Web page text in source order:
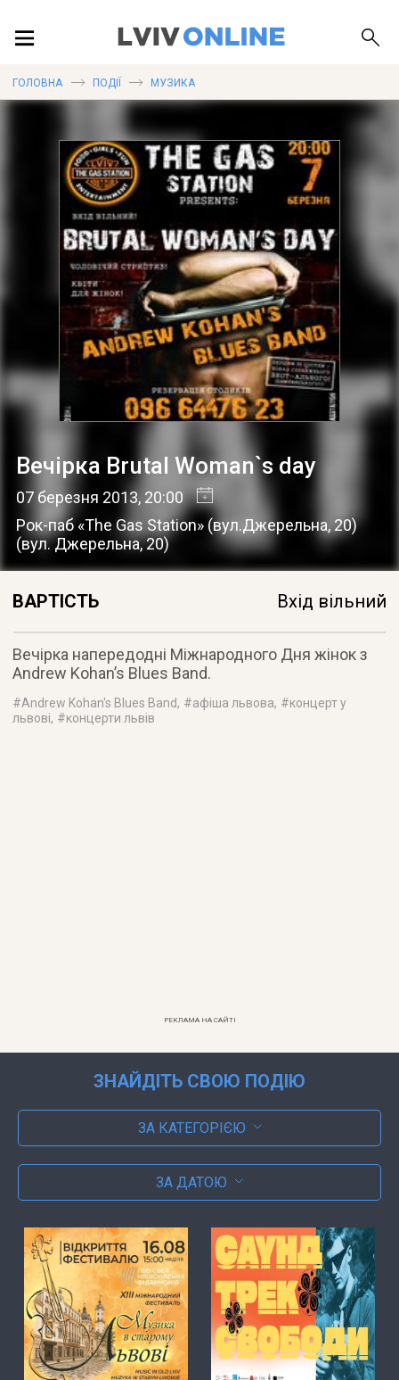
ПУБЛІКАЦІЇ
ДОВІДКА
ГОЛОВНА ПОДІЇ МУЗИКА
Вечірка Brutal Woman`s day
07 березня 2013, 20:00
Рок-паб «The Gas Station» (вул.Джерельна, 20)
(вул. Джерельна, 20)
ВАРТІСТЬ Вхід вільний
Вечірка напередодні Міжнародного Дня жінок з
Andrew Kohan’s Blues Band.
#Andrew Kohan's Blues Band, #афіша львова, #концерт у
львові, #концерти львів
РЕКЛАМА НА САЙТІ
ЗНАЙДІТЬ СВОЮ ПОДІЮ
ЗА КАТЕГОРІЄЮ
ЗА ДАТОЮ